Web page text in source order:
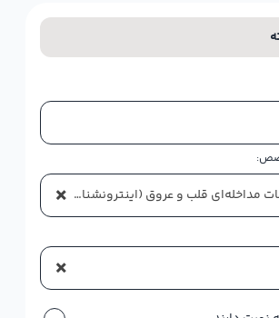
× قلب و عروق (اینترونشنال کاردیولوژی) بزرگسالان
×